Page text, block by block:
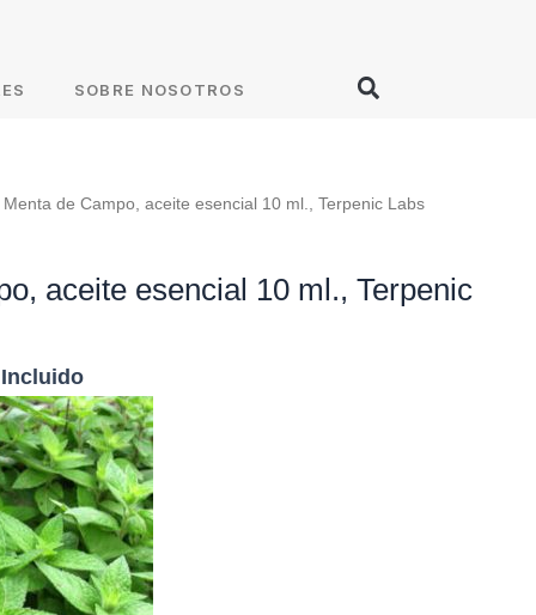
SOBRE NOSOTROS
de Campo, aceite esencial 10 ml., Terpenic Labs
aceite esencial 10 ml., Terpenic
Incluido